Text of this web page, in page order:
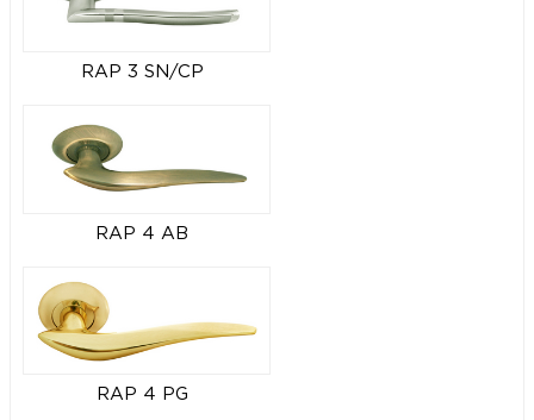
RAP 3 SN/CP
RAP 4 AB
RAP 4 PG